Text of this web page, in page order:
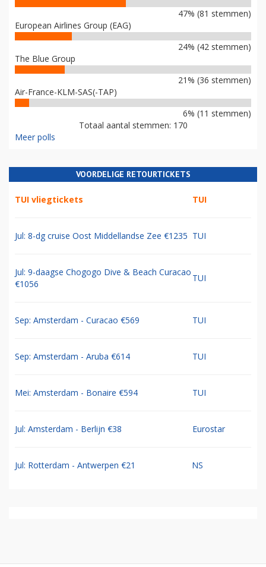
47% (81 stemmen)
European Airlines Group (EAG)
24% (42 stemmen)
The Blue Group
21% (36 stemmen)
Air-France-KLM-SAS(-TAP)
6% (11 stemmen)
Totaal aantal stemmen: 170
Meer polls
VOORDELIGE RETOURTICKETS
TUI vliegtickets TUI
Jul: 8-dg cruise Oost Middellandse Zee €1235 TUI
Jul: 9-daagse Chogogo Dive & Beach Curacao
€1056
TUI
Sep: Amsterdam - Curacao €569 TUI
Sep: Amsterdam - Aruba €614 TUI
Mei: Amsterdam - Bonaire €594 TUI
Jul: Amsterdam - Berlijn €38 Eurostar
Jul: Rotterdam - Antwerpen €21 NS